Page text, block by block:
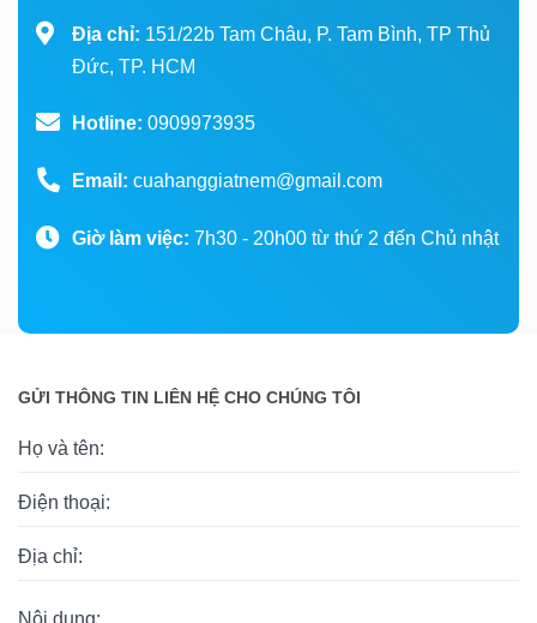
Địa chỉ: 151/22b Tam Châu, P. Tam Bình, TP Thủ
Đức, TP. HCM
Hotline: 0909973935
Email: cuahanggiatnem@gmail.com
Giờ làm việc: 7h30 - 20h00 từ thứ 2 đến Chủ nhật
GỬI THÔNG TIN LIÊN HỆ CHO CHÚNG TÔI